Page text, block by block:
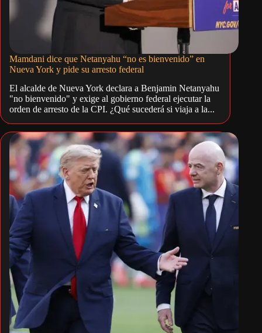
Mamdani dice que Netanyahu “no es bienvenido” en
Nueva York y pide su arresto federal
El alcalde de Nueva York declara a Benjamin Netanyahu
"no bienvenido" y exige al gobierno federal ejecutar la
orden de arresto de la CPI. ¿Qué sucederá si viaja a la...